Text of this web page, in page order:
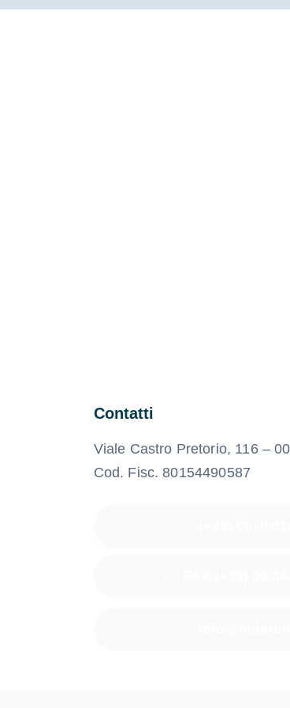
Contatti
Viale Castro Pretorio, 116 –
Cod. Fisc. 80154490587